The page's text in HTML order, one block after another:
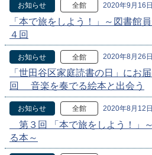
お知らせ 全館 2020年9月16日
「本で旅をしよう！」～図書
４回
お知らせ 全館 2020年8月26日
「世田谷区家庭読書の日」にお
回 音楽を奏でる絵本と出会う
お知らせ 全館 2020年8月12日
第３回 「本で旅をしよう！」
る本～